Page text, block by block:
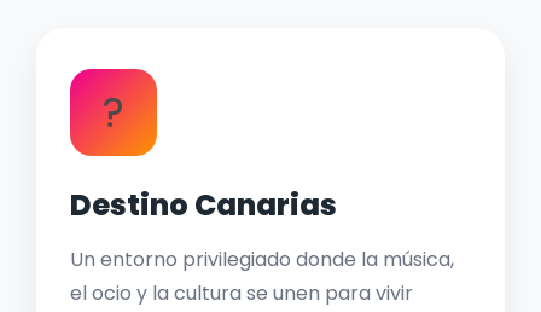
?
Destino Canarias
Un entorno privilegiado donde la música,
el ocio y la cultura se unen para vivir